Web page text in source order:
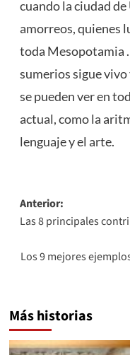
cuando la ciudad
amorreos, quienes
toda Mesopotamia
sumerios sigue
se pueden ver en
actual, como la
lenguaje y el arte.
Navegación
de
entradas
Anterior:
Las 8 principales
Los 9 mejores
Más historias